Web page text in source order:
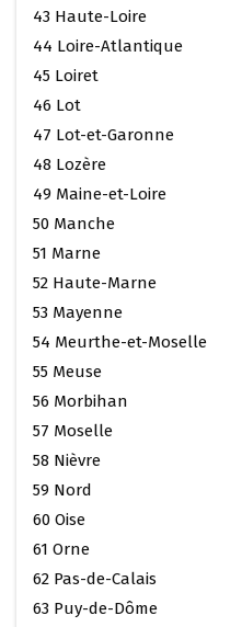
43 Haute-Loire
44 Loire-Atlantique
45 Loiret
46 Lot
47 Lot-et-Garonne
48 Lozère
49 Maine-et-Loire
50 Manche
51 Marne
52 Haute-Marne
53 Mayenne
54 Meurthe-et-Moselle
55 Meuse
56 Morbihan
57 Moselle
58 Nièvre
59 Nord
60 Oise
61 Orne
62 Pas-de-Calais
63 Puy-de-Dôme